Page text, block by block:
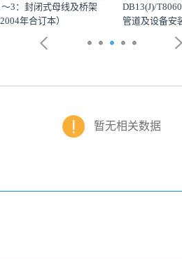
3：封闭式母线及桥架
年合订本）
DB13(J)/
管道及设备安
暂无相关数据